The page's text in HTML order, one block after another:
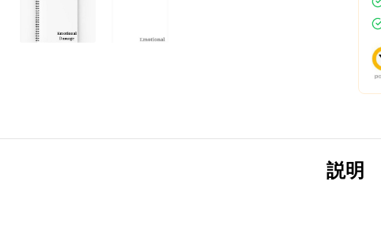
説明